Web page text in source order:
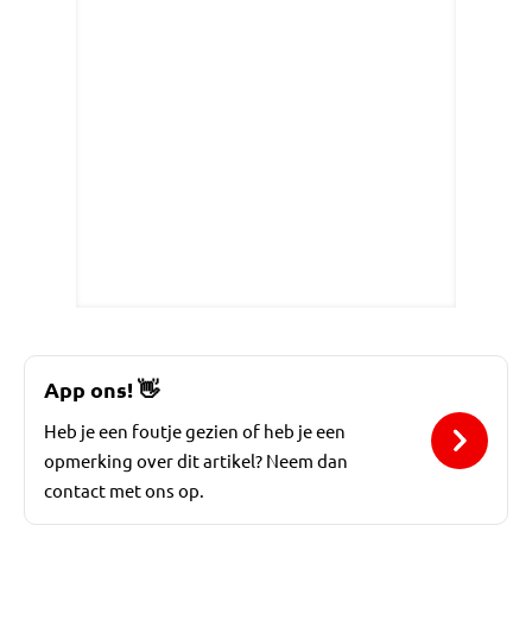
App ons!👋
Heb je een foutje gezien of heb je een
opmerking over dit artikel? Neem dan
contact met ons op.